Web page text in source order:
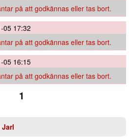
på att godkännas eller tas bort.
05 17:32
på att godkännas eller tas bort.
05 16:15
på att godkännas eller tas bort.
1
Jarl